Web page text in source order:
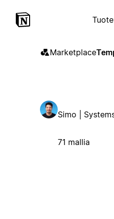
Tuote
Marketplace
Simo |
71 mallia